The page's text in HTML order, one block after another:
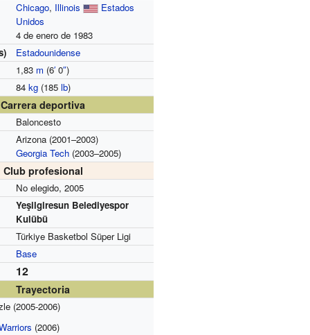
Chicago, Illinois
Estados
Unidos
4 de enero de 1983
Estadounidense
1,83 m (6′ 0″)
84kg (185lb)
Carrera deportiva
Baloncesto
Arizona (2001–2003)
Georgia Tech (2003–2005)
Club profesional
No elegido, 2005
Yeşilgiresun Belediyespor
Kulübü
Türkiye Basketbol Süper Ligi
Base
12
Trayectoria
(2005-2006)
(2006)